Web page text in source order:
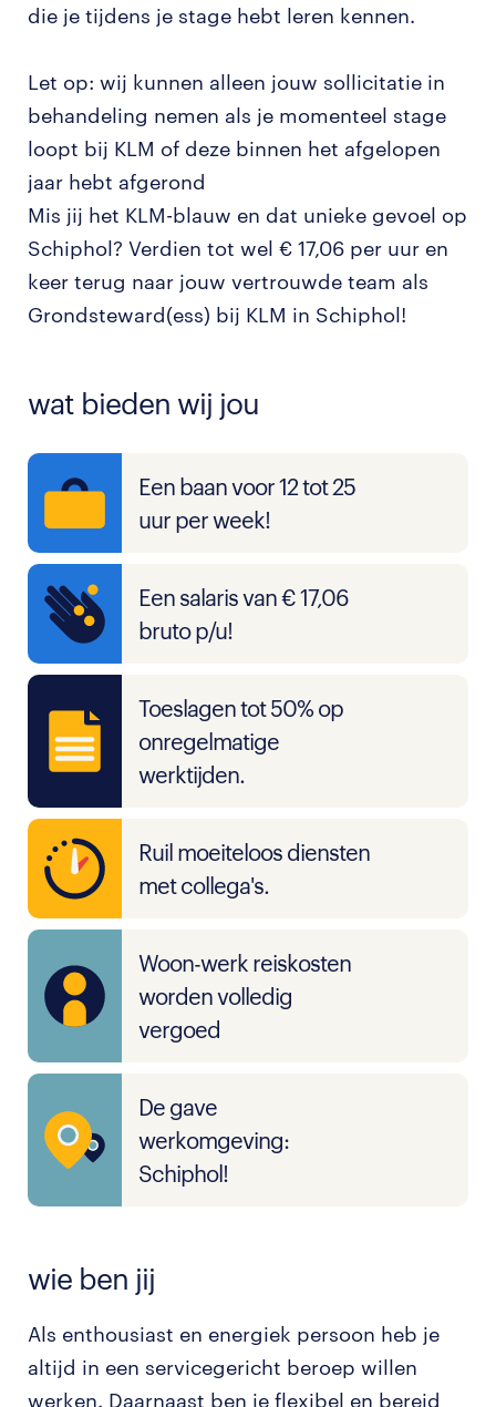
die je tijdens je stage hebt leren kennen.
Let op: wij kunnen alleen jouw sollicitatie in
behandeling nemen als je momenteel stage
loopt bij KLM of deze binnen het afgelopen
jaar hebt afgerond
Mis jij het KLM-blauw en dat unieke gevoel op
Schiphol? Verdien tot wel € 17,06 per uur en
keer terug naar jouw vertrouwde team als
Grondsteward(ess) bij KLM in Schiphol!
wat bieden wij jou
Een baan voor 12 tot 25
uur per week!
Een salaris van € 17,06
bruto p/u!
Toeslagen tot 50% op
onregelmatige
werktijden.
Ruil moeiteloos diensten
met collega's.
Woon-werk reiskosten
worden volledig
vergoed
De gave
werkomgeving:
Schiphol!
wie ben jij
Als enthousiast en energiek persoon heb je
altijd in een servicegericht beroep willen
werken. Daarnaast ben je flexibel en bereid